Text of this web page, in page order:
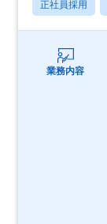
正社員採用
業務内容